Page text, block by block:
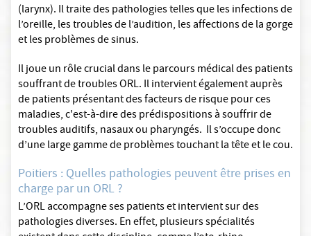
(larynx). Il traite des pathologies telles que les infections de
l’oreille, les troubles de l’audition, les affections de la gorge
et les problèmes de sinus.
Il joue un rôle crucial dans le parcours médical des patients
souffrant de troubles ORL. Il intervient également auprès
de patients présentant des facteurs de risque pour ces
maladies, c'est-à-dire des prédispositions à souffrir de
troubles auditifs, nasaux ou pharyngés. Il s’occupe donc
d’une large gamme de problèmes touchant la tête et le cou.
Poitiers : Quelles pathologies peuvent être prises en
charge par un ORL ?
L’ORL accompagne ses patients et intervient sur des
pathologies diverses. En effet, plusieurs spécialités